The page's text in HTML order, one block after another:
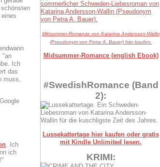
"an
Ich
das
muss,
. Ich
ich
Mittsommer-Romanze von Katarina Andersson-Wallin
(Pseudonym von Petra A. Bauer) hier kaufen.
Midsummer-Romance (english Ebook)
#SwedishRomance (Band
2):
Lussekattertage hier kaufen oder gratis
mit Kindle Unlimited lesen.
KRIMI: